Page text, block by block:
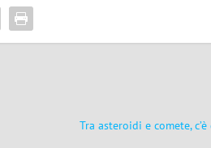
Tra asteroidi e comete,